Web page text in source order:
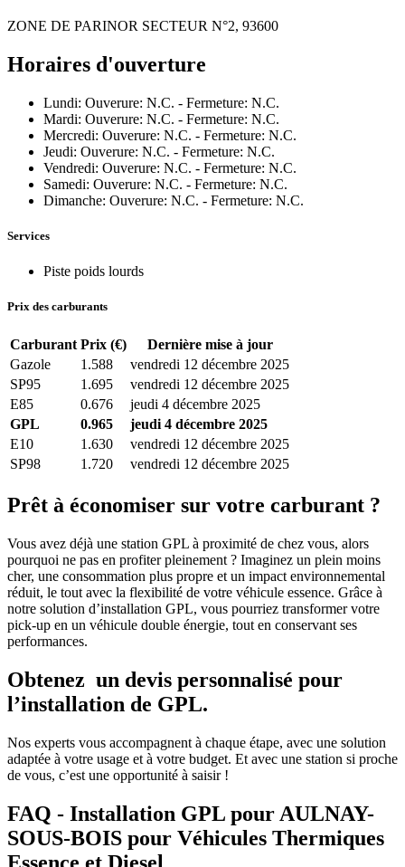
ZONE DE PARINOR SECTEUR N°2, 93600
Horaires d'ouverture
Lundi: Ouverure: N.C. - Fermeture: N.C.
Mardi: Ouverure: N.C. - Fermeture: N.C.
Mercredi: Ouverure: N.C. - Fermeture: N.C.
Jeudi: Ouverure: N.C. - Fermeture: N.C.
Vendredi: Ouverure: N.C. - Fermeture: N.C.
Samedi: Ouverure: N.C. - Fermeture: N.C.
Dimanche: Ouverure: N.C. - Fermeture: N.C.
Services
Piste poids lourds
Prix des carburants
Carburant Prix (€)
Dernière mise à jour
Gazole
1.588
vendredi 12 décembre 2025
SP95
1.695
vendredi 12 décembre 2025
E85
0.676
jeudi 4 décembre 2025
GPL
0.965
jeudi 4 décembre 2025
E10
1.630
vendredi 12 décembre 2025
SP98
1.720 vendredi 12 décembre 2025
Prêt à économiser sur votre carburant ?
Vous avez déjà une station GPL à proximité de chez vous, alors
pourquoi ne pas en profiter pleinement ? Imaginez un plein moins
cher, une consommation plus propre et un impact environnemental
réduit, le tout avec la flexibilité de votre véhicule essence. Grâce à
notre solution d’installation GPL, vous pourriez transformer votre
pick-up en un véhicule double énergie, tout en conservant ses
performances.
Obtenez un devis personnalisé pour
l’installation de GPL.
Nos experts vous accompagnent à chaque étape, avec une solution
adaptée à votre usage et à votre budget. Et avec une station si proche
de vous, c’est une opportunité à saisir !
FAQ - Installation GPL pour AULNAY-
SOUS-BOIS pour Véhicules Thermiques